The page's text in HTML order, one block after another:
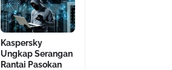
Kaspersky
Ungkap Serangan
Rantai Pasokan